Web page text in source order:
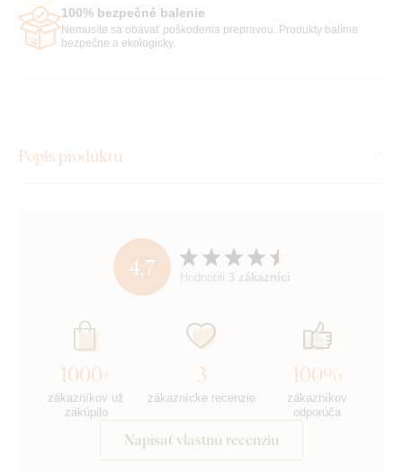
100% bezpečné balenie
Nemusíte sa obávať poškodenia prepravou. Produkty balíme
bezpečne a ekologicky.
Popis produktu
4,7 Hodnotili 3 zákazníci
1000+
zákazníkov už
zakúpilo
3
zákaznícke recenzie
100%
zákazníkov
odporúča
Napísať vlastnú recenziu